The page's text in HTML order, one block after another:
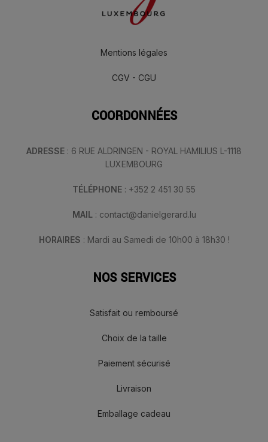
Mentions légales
CGV - CGU
COORDONNÉES
ADRESSE : 6 RUE ALDRINGEN - ROYAL HAMILIUS L-1118
LUXEMBOURG
TÉLÉPHONE : +352 2 451 30 55
MAIL : contact@danielgerard.lu
HORAIRES : Mardi au Samedi de 10h00 à 18h30 !
NOS SERVICES
Satisfait ou remboursé
Choix de la taille
Paiement sécurisé
Livraison
Emballage cadeau